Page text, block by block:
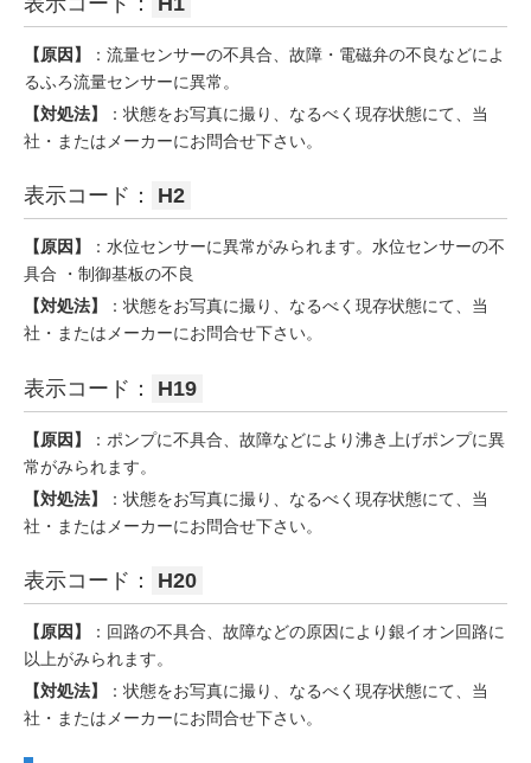
【原因】
：流量センサーの不具合、故障・電磁弁の不良などによ
るふろ流量センサーに異常。
【対処法】
：状態をお写真に撮り、なるべく現存状態にて、当
社・またはメーカーにお問合せ下さい。
表示コード： H2
【原因】
：水位センサーに異常がみられます。水位センサーの不
具合 ・制御基板の不良
【対処法】
：状態をお写真に撮り、なるべく現存状態にて、当
社・またはメーカーにお問合せ下さい。
表示コード： H19
【原因】
：ポンプに不具合、故障などにより沸き上げポンプに異
常がみられます。
【対処法】
：状態をお写真に撮り、なるべく現存状態にて、当
社・またはメーカーにお問合せ下さい。
表示コード： H20
【原因】
：回路の不具合、故障などの原因により銀イオン回路に
以上がみられます。
【対処法】
：状態をお写真に撮り、なるべく現存状態にて、当
社・またはメーカーにお問合せ下さい。